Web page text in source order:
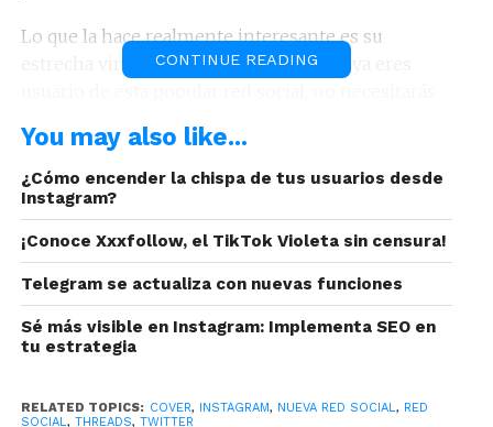
Lo que la hace realmente interesante es su
estrecha vinculación con Instagram. Si ya eres
podrás vincular directamente tu cuenta de
Instagram.
CONTINUE READING
You may also like...
¿Cómo encender la chispa de tus usuarios desde
Instagram?
¡Conoce Xxxfollow, el TikTok Violeta sin censura!
Telegram se actualiza con nuevas funciones
Sé más visible en Instagram: Implementa SEO en
tu estrategia
RELATED TOPICS: COVER, INSTAGRAM, NUEVA RED SOCIAL, RED
SOCIAL, THREADS, TWITTER